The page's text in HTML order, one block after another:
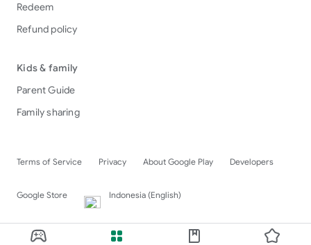
Redeem
Refund policy
Kids & family
Parent Guide
Family sharing
Terms of Service Privacy About Google Play Developers
Google Store Indonesia (English)